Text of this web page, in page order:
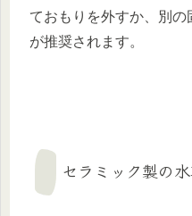
ておもりを外すか、別の
が推奨されます。
セラミック製の